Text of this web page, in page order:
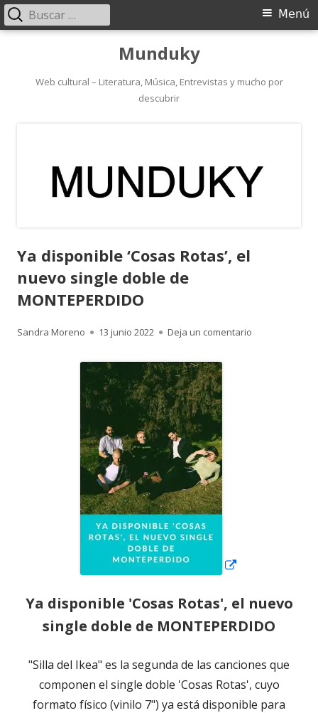
contenido
Munduky
Web cultural – Literatura, Música, Entrevistas y mucho por
descubrir
Menú
Menú
Buscar:
Ya disponible ‘Cosas Rotas’, el
nuevo single doble de
MONTEPERDIDO
Autor
Sandra Moreno
Publicado
13 junio 2022 Deja un comentario
Ya disponible 'Cosas Rotas', el nuevo
single doble de MONTEPERDIDO
"Silla del Ikea" es la segunda de las canciones que
componen el single doble 'Cosas Rotas', cuyo
formato físico (vinilo 7") ya está disponible para